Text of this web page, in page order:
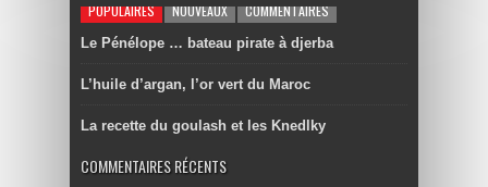
POPULAIRES NOUVEAUX COMMENTAIRES
Le Pénélope … bateau pirate à djerba
L’huile d’argan, l’or vert du Maroc
La recette du goulash et les Knedlky
COMMENTAIRES RÉCENTS